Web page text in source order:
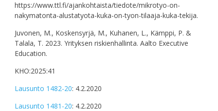
https://www.ttl.fi/ajankohtaista/tiedote/mikrotyo-on-
nakymatonta-alustatyota-kuka-on-tyon-tilaaja-kuka-tekija.
Juvonen, M., Koskensyrjä, M., Kuhanen, L., Kämppi, P. &
Talala, T. 2023. Yrityksen riskienhallinta. Aalto Executive
Education.
KHO:2025:41
Lausunto 1482-20: 4.2.2020
Lausunto 1481-20: 4.2.2020